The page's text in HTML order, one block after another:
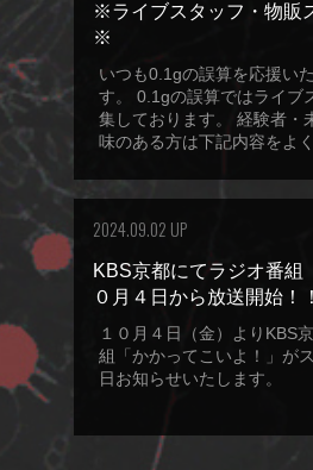
※ライブスタッフ・物販
※
いつも0.1gの誤算を応援い
す。 0.1gの誤算ではライブ
集しております。 経験者・
味のある方は下記内容をよ
2024.09.02 UP
KBS京都にてラジオ番組
０月４日から放送開始！！
１０月４日（金）よりKBS
組「かかってこいよ！」が
日お知らせいたします。